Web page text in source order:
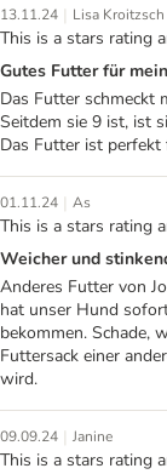
13.11.24 | Lisa Kroitzsch
This is a stars rating
Gutes Futter für
Das Futter schmeckt
Seitdem sie 9 ist, ist
Das Futter ist perfekt
01.11.24 | As
This is a stars rating
Weicher und
Anderes Futter von
hat unser Hund
bekommen. Schade,
Futtersack einer
wird.
09.09.24 | Janine
This is a stars rating